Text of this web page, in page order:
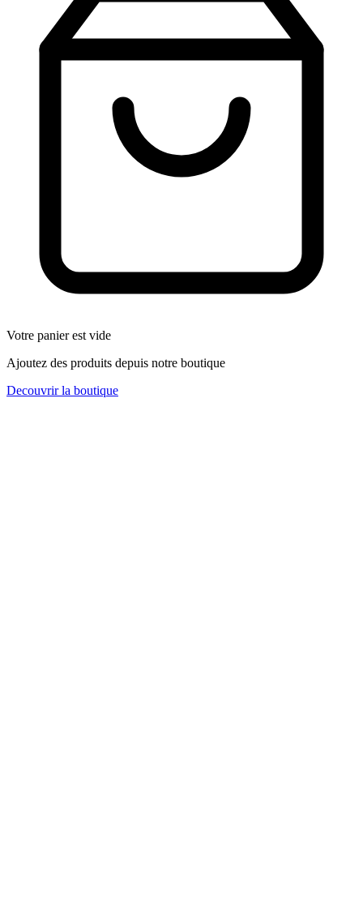
Votre panier est vide
Ajoutez des produits depuis notre boutique
Decouvrir la boutique